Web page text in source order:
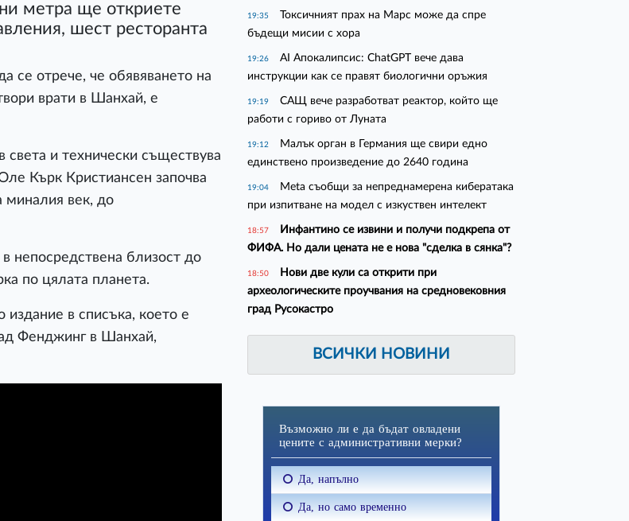
метра ще откриете
шест ресторанта
се отрече, че обявяването на
врати в Шанхай, е
света и технически съществува
Кърк Кристиансен започва
миналия век, до
непосредствена близост до
по цялата планета.
в списъка, което е
Фенджинг в Шанхай,
19:35
Токсичният прах на Марс може да спре
бъдещи мисии с хора
19:26
AI Апокалипсис: ChatGPT вече дава
инструкции как се правят биологични оръжия
19:19
САЩ вече разработват реактор, който ще
работи с гориво от Луната
19:12
Малък орган в Германия ще свири едно
единствено произведение до 2640 година
19:04
Meta съобщи за непреднамерена кибератака
при изпитване на модел с изкуствен интелект
18:57
Инфантино се извини и получи подкрепа от
ФИФА. Но дали цената не е нова "сделка в сянка"?
18:50
Нови две кули са открити при
археологическите проучвания на средновековния
град Русокастро
ВСИЧКИ НОВИНИ